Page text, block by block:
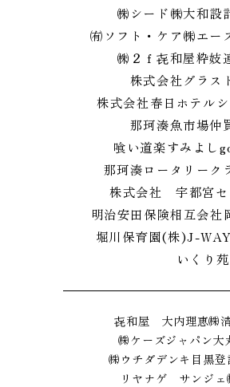
㈱シード㈱大和設
㈲ソフト・ケア㈱エー
㈱２ｆ 㐂和屋粋妓
株式会社グラス
株式会社春日ホテル
那珂湊魚市場仲
喰い道楽すみよし
那珂湊ロータリーク
株式会社 宇都宮セ
明治安田保険相互会社
堀川保育園(株)J-
いくり苑
㐂和屋 大内理恵㈱
㈱ケーズジャパン大
㈱ウチダデンキ 目黒
リヤナゲ サンジェ